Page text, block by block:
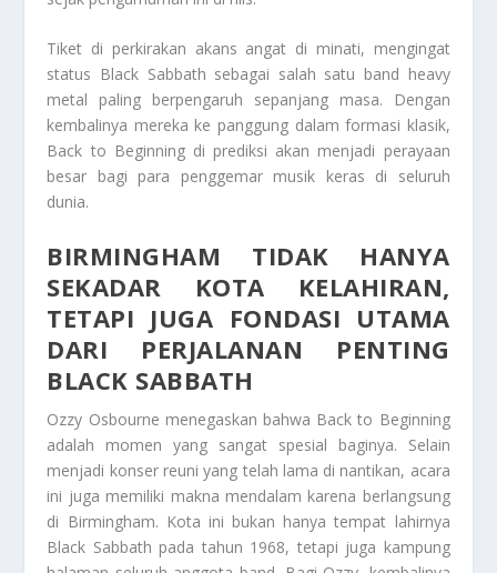
Tiket di perkirakan akans angat di minati, mengingat
status Black Sabbath sebagai salah satu band heavy
metal paling berpengaruh sepanjang masa. Dengan
kembalinya mereka ke panggung dalam formasi klasik,
Back to Beginning di prediksi akan menjadi perayaan
besar bagi para penggemar musik keras di seluruh
dunia.
BIRMINGHAM TIDAK HANYA
SEKADAR KOTA KELAHIRAN,
TETAPI JUGA FONDASI UTAMA
DARI PERJALANAN PENTING
BLACK SABBATH
Ozzy Osbourne menegaskan bahwa Back to Beginning
adalah momen yang sangat spesial baginya. Selain
menjadi konser reuni yang telah lama di nantikan, acara
ini juga memiliki makna mendalam karena berlangsung
di Birmingham. Kota ini bukan hanya tempat lahirnya
Black Sabbath pada tahun 1968, tetapi juga kampung